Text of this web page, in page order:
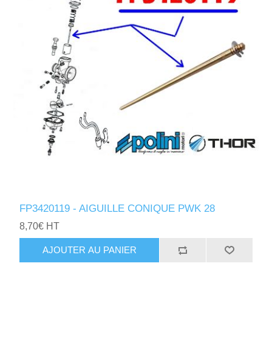
FP3420119 - AIGUILLE CONIQUE PWK 28
8,70€ HT
AJOUTER AU PANIER